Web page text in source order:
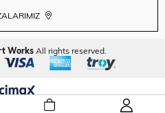
Works All rights reserved.